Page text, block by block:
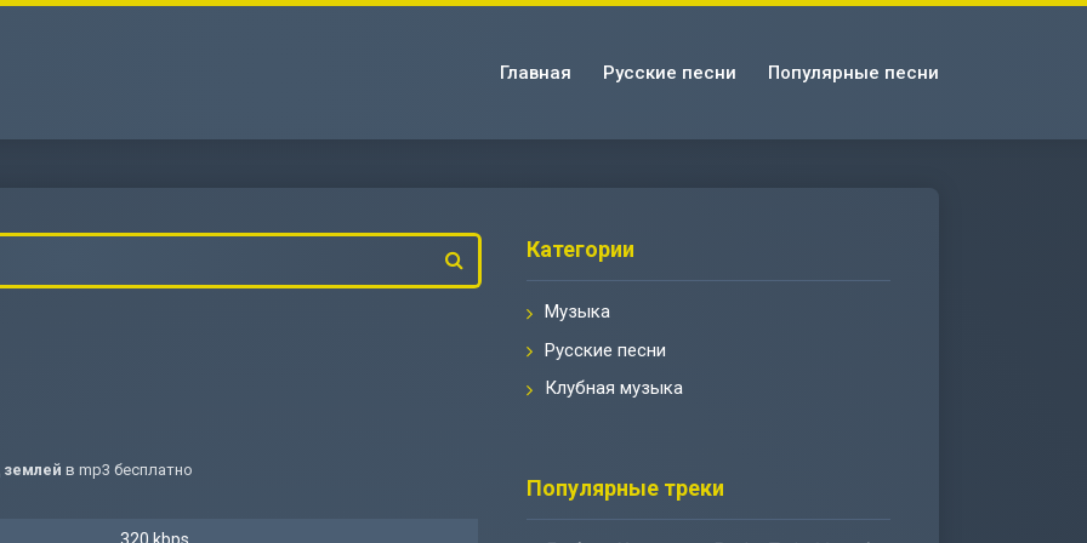
Главная Русские песни Популярные песни
землей в mp3 бесплатно
Категории
Музыка
Русские песни
Клубная музыка
Популярные треки